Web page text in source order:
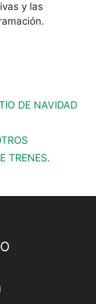
y las
DE NAVIDAD
TRENES.